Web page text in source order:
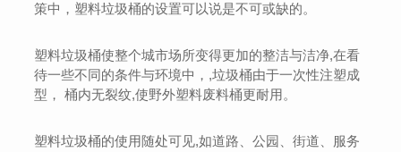
策中，塑料垃圾桶的设置可以说是不可或缺的。
塑料垃圾桶使整个城市场所变得更加的整洁与洁净,在看
待一些不同的条件与环境中，,垃圾桶由于一次性注塑成
型， 桶内无裂纹,使野外塑料废料桶更耐用。
塑料垃圾桶的使用随处可见,如道路、公园、街道、服务